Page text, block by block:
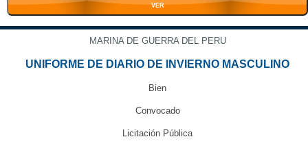
VER
MARINA DE GUERRA DEL PERU
UNIFORME DE DIARIO DE INVIERNO MASCULINO
Bien
Convocado
Licitación Pública